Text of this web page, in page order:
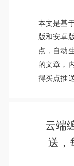
本文是基
版和安卓
点，自动
的文章，
得买点推
云端
送，